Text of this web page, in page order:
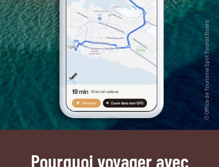
Pourquoi voyager avec